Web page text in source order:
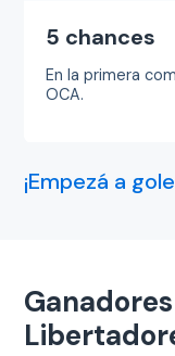
5 chances
En la primera
OCA.
¡Empezá a